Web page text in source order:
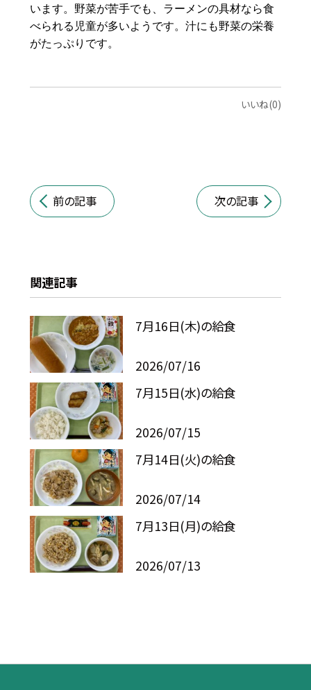
います。野菜が苦手でも、ラーメンの具材なら食
べられる児童が多いようです。汁にも野菜の栄養
がたっぷりです。
いいね(0)
前の記事 次の記事
関連記事
7月16日(木)の給食
2026/07/16
7月15日(水)の給食
2026/07/15
7月14日(火)の給食
2026/07/14
7月13日(月)の給食
2026/07/13